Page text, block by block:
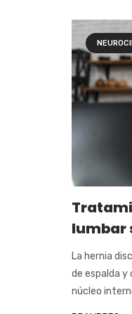
lumbar
La hernia
de espalda y
núcleo